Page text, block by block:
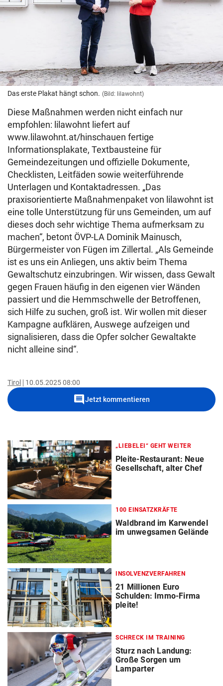
Das erste Plakat hängt schon. (Bild: lilawohnt)
Diese Maßnahmen werden nicht einfach nur
empfohlen: lilawohnt liefert auf
www.lilawohnt.at/hinschauen fertige
Informationsplakate, Textbausteine für
Gemeindezeitungen und offizielle Dokumente,
Checklisten, Leitfäden sowie weiterführende
Unterlagen und Kontaktadressen. „Das
praxisorientierte Maßnahmenpaket von lilawohnt ist
eine tolle Unterstützung für uns Gemeinden, um auf
dieses doch sehr wichtige Thema aufmerksam zu
machen“, betont ÖVP-LA Dominik Mainusch,
Bürgermeister von Fügen im Zillertal. „Als Gemeinde
ist es uns ein Anliegen, uns aktiv beim Thema
Gewaltschutz einzubringen. Wir wissen, dass Gewalt
gegen Frauen häufig in den eigenen vier Wänden
passiert und die Hemmschwelle der Betroffenen,
sich Hilfe zu suchen, groß ist. Wir wollen mit dieser
Kampagne aufklären, Auswege aufzeigen und
signalisieren, dass die Opfer solcher Gewaltakte
nicht alleine sind“.
Tirol 10.05.2025 08:00
commentJetzt kommentieren
„LIEBELEI“ GEHT WEITER
Pleite-Restaurant: Neue
Gesellschaft, alter Chef
100 EINSATZKRÄFTE
Waldbrand im Karwendel
im unwegsamen Gelände
INSOLVENZVERFAHREN
21 Millionen Euro
Schulden: Immo-Firma
pleite!
SCHRECK IM TRAINING
Sturz nach Landung:
Große Sorgen um
Lamparter